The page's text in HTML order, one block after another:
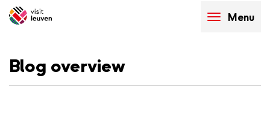
en
inhoud
gaan
Menu
Blog overview